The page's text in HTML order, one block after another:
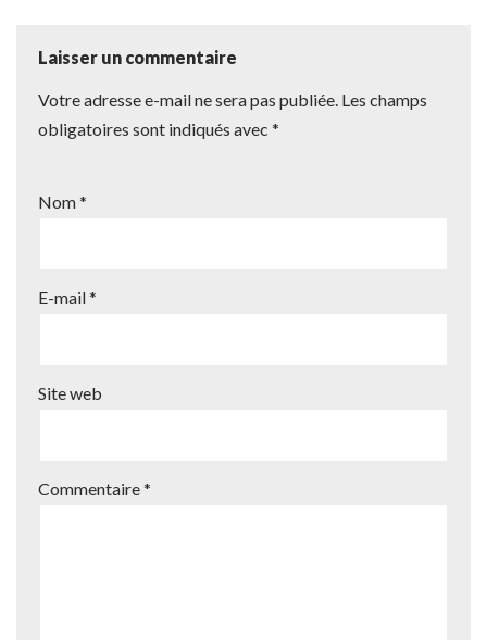
Laisser un commentaire
Votre adresse e-mail ne sera pas publiée. Les champs
obligatoires sont indiqués avec *
Nom*
E-mail*
Site web
Commentaire*